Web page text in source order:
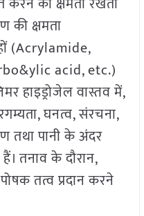
की क्षमता
(Acrylamide,
acid, etc.)
हाइड्रोजेल वास्तव में,
घनत्व, संरचना,
तथा पानी के अंदर
तनाव के दौरान,
तत्व प्रदान करने